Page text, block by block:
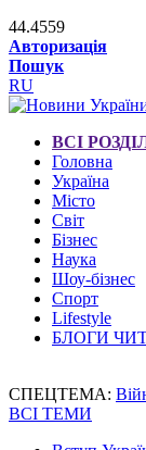
44.4559
Авторизація
Пошук
RU
ВСІ
Головна
Україна
Місто
Світ
Бізнес
Наука
Шоу-бізнес
Спорт
Lifestyle
БЛОГИ
СПЕЦТЕМА:
ВСІ ТЕМИ